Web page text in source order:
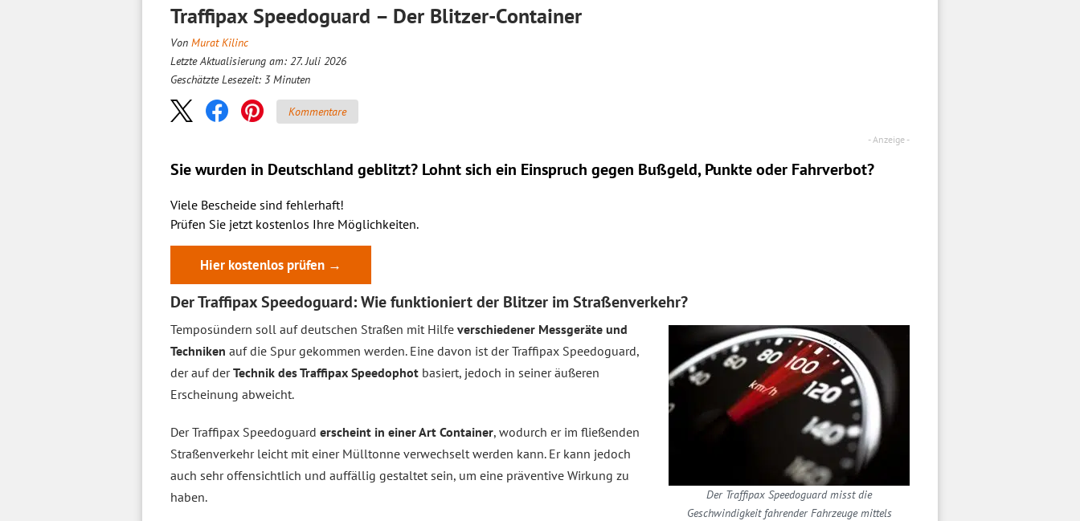
Traffipax Speedoguard – Der Blitzer-Container
Von Murat Kilinc
Letzte Aktualisierung am: 27. Juli 2026
Geschätzte Lesezeit: 3 Minuten
Kommentare
Sie wurden in Deutschland geblitzt? Lohnt sich ein Einspruch gegen Bußgeld, Punkte oder Fahrverbot?
Viele Bescheide sind fehlerhaft!
Prüfen Sie jetzt kostenlos Ihre Möglichkeiten.
Hier kostenlos prüfen →
Der Traffipax Speedoguard: Wie funktioniert der Blitzer im Straßenverkehr?
Der Traffipax Speedoguard misst die
Geschwindigkeit fahrender Fahrzeuge mittels
Temposündern soll auf deutschen Straßen mit Hilfe verschiedener Messgeräte und
Techniken auf die Spur gekommen werden. Eine davon ist der Traffipax Speedoguard,
der auf derTechnik des Traffipax Speedophot basiert, jedoch in seiner äußeren
Erscheinung abweicht.
Der Traffipax Speedoguard erscheint in einer Art Container, wodurch er im fließenden
Straßenverkehr leicht mit einer Mülltonne verwechselt werden kann. Er kann jedoch
auch sehr offensichtlich und auffällig gestaltet sein, um eine präventive Wirkung zu
haben.